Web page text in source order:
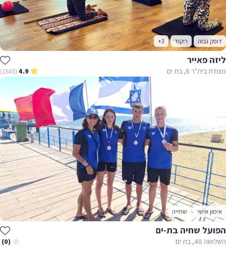
דופק גבוה ריקוד +3
ליזה פאייר
מצודת בית"ר 8, בת ים 4.9
(1348)
אימון אישי שחייה
הפועל שחיה בת-ים
השלושה 48, בת ים (0)